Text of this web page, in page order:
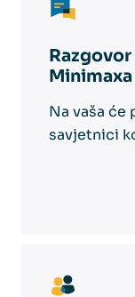
Minimaxa
Na vaša
savjetnici